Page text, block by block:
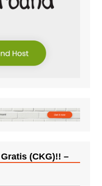
(CKG)!! –